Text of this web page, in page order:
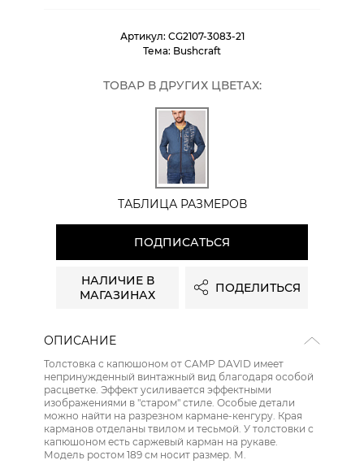
Артикул: CG2107-3083-21
Тема: Bushcraft
ТОВАР В ДРУГИХ ЦВЕТАХ:
ТАБЛИЦА РАЗМЕРОВ
ПОДПИСАТЬСЯ
НАЛИЧИЕ В
МАГАЗИНАХ
ПОДЕЛИТЬСЯ
ОПИСАНИЕ
Толстовка с капюшоном от CAMP DAVID имеет
непринужденный винтажный вид благодаря особой
расцветке. Эффект усиливается эффектными
изображениями в "старом" стиле. Особые детали
можно найти на разрезном кармане-кенгуру. Края
карманов отделаны твилом и тесьмой. У толстовки с
капюшоном есть саржевый карман на рукаве.
Модель ростом 189 см носит размер. М.